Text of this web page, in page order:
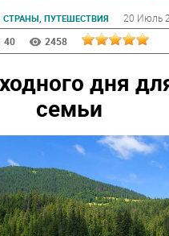
СТРАНЫ, ПУТЕШЕСТВИЯ 20 Июль
40
2458
дня
семьи